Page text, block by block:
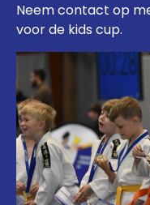
Neem contact op
voor de kids cup.